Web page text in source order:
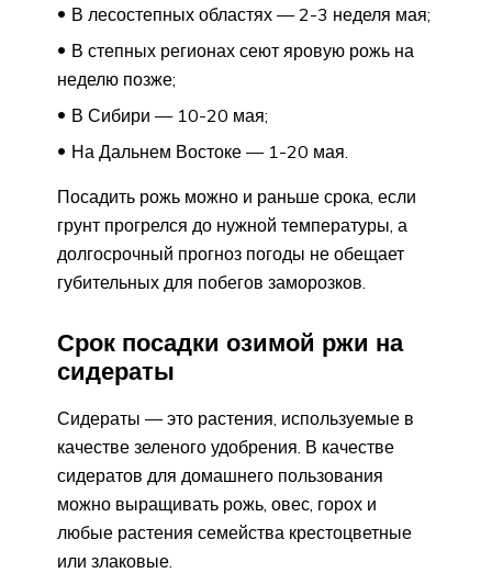
В лесостепных областях — 2-3 неделя мая;
В степных регионах сеют яровую рожь на
неделю позже;
В Сибири — 10-20 мая;
На Дальнем Востоке — 1-20 мая.
Посадить рожь можно и раньше срока, если
грунт прогрелся до нужной температуры, а
долгосрочный прогноз погоды не обещает
губительных для побегов заморозков.
Срок посадки озимой ржи на
сидераты
Сидераты — это растения, используемые в
качестве зеленого удобрения. В качестве
сидератов для домашнего пользования
можно выращивать рожь, овес, горох и
любые растения семейства крестоцветные
или злаковые.